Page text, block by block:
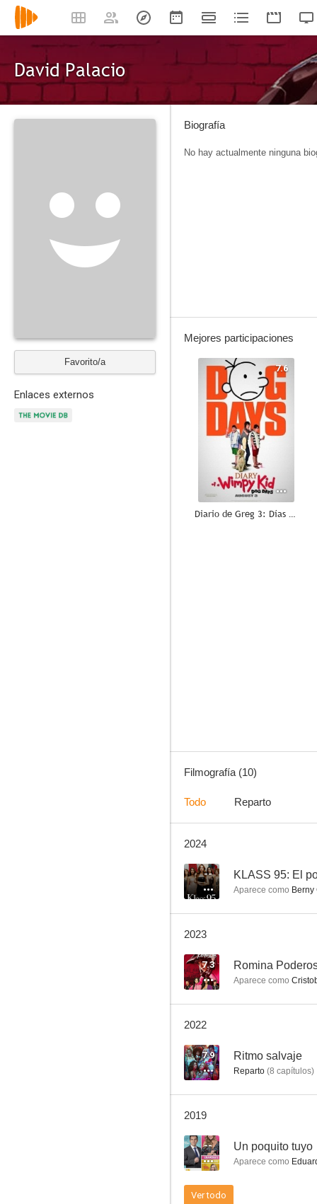
David Palacio
Favorito/a
Enlaces externos
Biografía
No hay actualmente ninguna
Mejores participaciones
7.6
Diario de Greg 3: Días de perros
--
Filmografía (10)
Todo Reparto
2024
-- KLASS 95: El
Aparece como Berny
2023
7.3 Romina
Aparece como
2022
7.9 Ritmo salvaje
Reparto (8 capítulos)
2019
-- Un poquito tuyo
Aparece como
Ver todo